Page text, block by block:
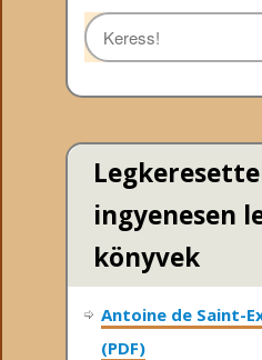
ingyenesen
könyvek
Antoine de Saint-
(PDF)